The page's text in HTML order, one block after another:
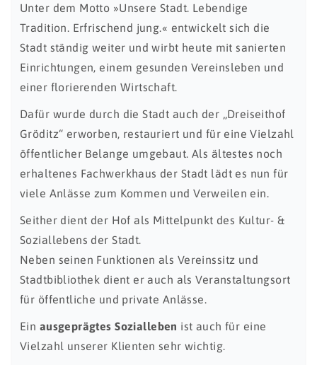
Unter dem Motto »Unsere Stadt. Lebendige
Tradition. Erfrischend jung.« entwickelt sich die
Stadt ständig weiter und wirbt heute mit sanierten
Einrichtungen, einem gesunden Vereinsleben und
einer florierenden Wirtschaft.
Dafür wurde durch die Stadt auch der „Dreiseithof
Gröditz“ erworben, restauriert und für eine Vielzahl
öffentlicher Belange umgebaut. Als ältestes noch
erhaltenes Fachwerkhaus der Stadt lädt es nun für
viele Anlässe zum Kommen und Verweilen ein.
Seither dient der Hof als Mittelpunkt des Kultur- &
Soziallebens der Stadt.
Neben seinen Funktionen als Vereinssitz und
Stadtbibliothek dient er auch als Veranstaltungsort
für öffentliche und private Anlässe.
Ein ausgeprägtes Sozialleben ist auch für eine
Vielzahl unserer Klienten sehr wichtig.